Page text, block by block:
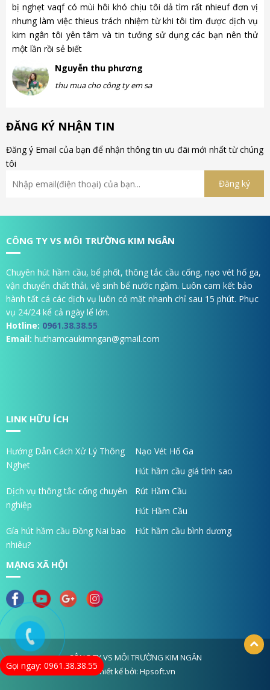
bị nghẹt vaqf có mùi hôi khó chịu tôi dả tìm rất nhieuf đơn vị
nhưng làm việc thieus trách nhiệm từ khi tôi tìm được dịch vụ
kim ngân tôi yên tâm và tin tưởng sử dụng các bạn nên thử
một lần rồi sẻ biết
Nguyễn thu phương
thu mua cho công ty em sa
ĐĂNG KÝ NHẬN TIN
Đăng ý Email của bạn để nhận thông tin ưu đãi mới nhất từ chúng
tôi
CÔNG TY VS MÔI TRƯỜNG KIM NGÂN
Chuyên hút hầm cầu, bể phốt, thông tắc cầu cống, nạo vét hố ga,
vận chuyển chất thải, vệ sinh bể nước ngầm. Luôn cam kết bảo
hành tất cá các dịch vụ luôn có mặt nhanh chỉ sau 15 phút. Phục
vụ 24/24 kể cả ngày lể lớn.
Hotline: 0961.38.38.55
Email: huthamcaukimngan@gmail.com
LINK HỮU ÍCH
Hướng Dẫn Cách Xử Lý Thông
Nghẹt
Nạo Vét Hố Ga
Hút hầm cầu giá tính sao
Dịch vụ thông tắc cống chuyên
nghiệp
Rút Hầm Cầu
Hút Hầm Cầu
Gía hút hầm cầu Đồng Nai bao
nhiêu?
Hút hầm cầu bình dương
MẠNG XÃ HỘI
CÔNG TY VS MÔI TRƯỜNG KIM NGÂN
Thiết kế bởi: Hpsoft.vn
Gọi ngay: 0961.38.38.55